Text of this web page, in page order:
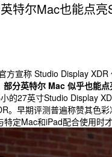
特尔Mac也能点亮
方宣称 Studio Display XDR
部分英特尔 Mac 似乎也能
的27英寸Studio Display
。早期评测普遍称赞其色
定Mac和iPad配合使用时才